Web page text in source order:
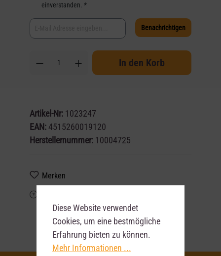
einverstanden. *
Benachrichtigen
In den Korb
Artikel-Nr: 1023247
EAN:4515260019120
Herstellernummer: 10004725
Merken
Diese Website verwendet
Cookies, um eine bestmögliche
Erfahrung bieten zu können.
Mehr Informationen ...